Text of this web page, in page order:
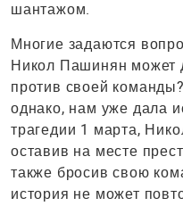
шантажом.
Многие задаются
Никол Пашинян может
против своей
однако, нам уже дала
трагедии 1 марта,
оставив на месте
также бросив свою
история не может